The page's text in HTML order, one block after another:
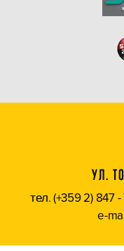
УЛ.
тел. (+359 2) 847
e-